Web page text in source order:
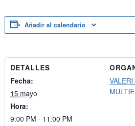
Añadir al calendario
DETALLES
Fecha:
15 mayo
Hora:
9:00 PM - 11:00 PM